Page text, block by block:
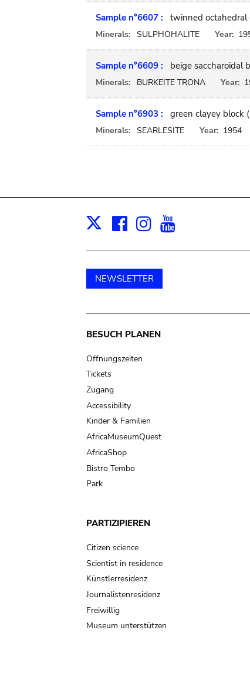
Sample n°6607 : twinned octahedral
Minerals: SULPHOHALITE Year:
Sample n°6609 : beige saccharoidal
Minerals: BURKEITE TRONA Year:
Sample n°6903 : green clayey block
Minerals: SEARLESITE Year: 1954
X Facebook
Instagram
NEWSLETTER
Main
navigation
BESUCH PLANEN
Öffnungszeiten
Tickets
Zugang
Accessibility
Kinder & Familien
AfricaMuseumQuest
AfricaShop
Bistro Tembo
Park
PARTIZIPIEREN
Citizen science
Scientist in residence
Künstlerresidenz
Journalistenresidenz
Freiwillig
Museum unterstützen